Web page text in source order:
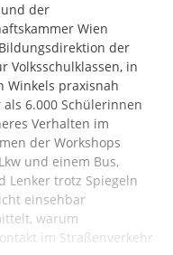
der
Wien
der
Volksschulklassen, in
Winkels praxisnah
6.000 Schülerinnen
Verhalten im
der Workshops
und einem Bus,
Lenker trotz Spiegeln
einsehbar
warum
im Straßenverkehr